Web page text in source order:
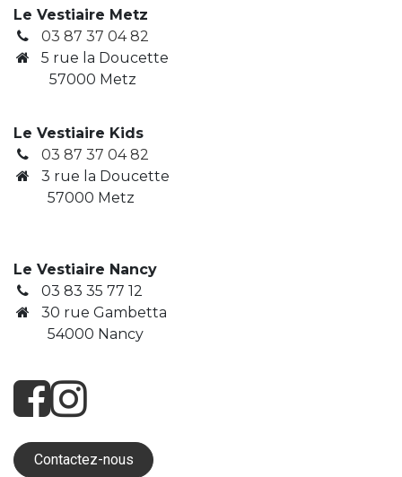
Le Vestiaire Metz
03 87 37 04 82
5 rue la Doucette
57000 Metz
Le Vestiaire Kids
03 87 37 04 82
3 rue la Doucette
​ 57000 Metz
Le Vestiaire Nancy
03 83 35 77 12
30 rue Gambetta
​ 54000 Nancy
Contactez-nous